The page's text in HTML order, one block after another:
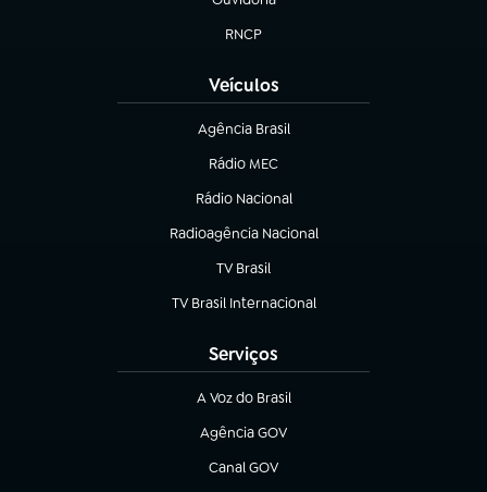
(abre em nova aba)
RNCP
(abre em nova aba)
Veículos
Agência Brasil
(abre em nova aba)
Rádio MEC
Rádio Nacional
(abre em nova aba)
Radioagência Nacional
(abre em nova aba)
TV Brasil
(abre em nova aba)
TV Brasil Internacional
(abre em nova aba)
Serviços
A Voz do Brasil
(abre em nova aba)
Agência GOV
(abre em nova aba)
Canal GOV
(abre em nova aba)